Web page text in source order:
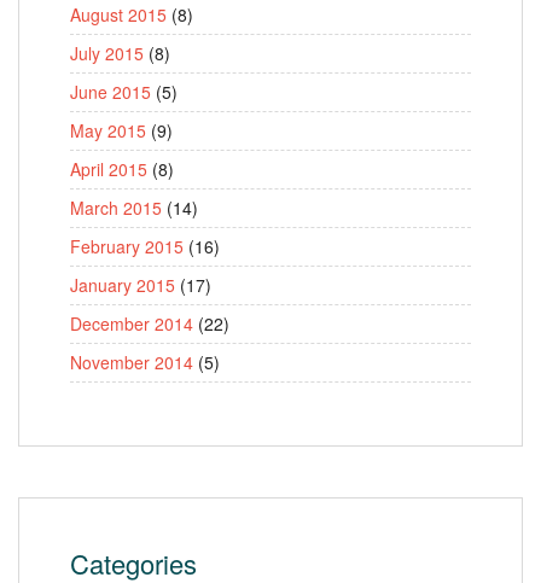
August 2015 (8)
July 2015 (8)
June 2015 (5)
May 2015 (9)
April 2015 (8)
March 2015 (14)
February 2015 (16)
January 2015 (17)
December 2014 (22)
November 2014 (5)
Categories